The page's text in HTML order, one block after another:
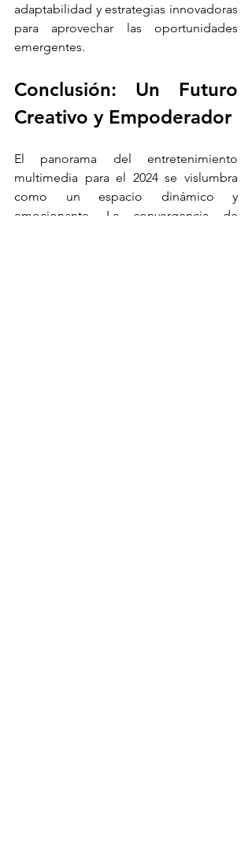
adaptabilidad y estrategias innovadoras
para aprovechar las oportunidades
emergentes.
Conclusión: Un Futuro
Creativo y Empoderador
El panorama del entretenimiento
multimedia para el 2024 se vislumbra
como un espacio dinámico y
emocionante. La convergencia de